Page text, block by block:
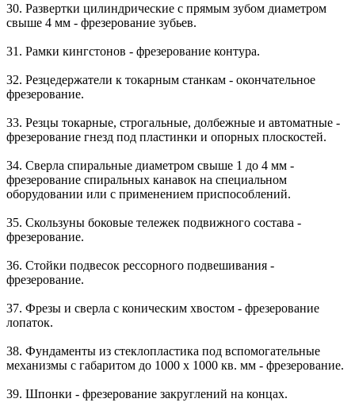
30. Развертки цилиндрические с прямым зубом диаметром
свыше 4 мм - фрезерование зубьев.
31. Рамки кингстонов - фрезерование контура.
32. Резцедержатели к токарным станкам - окончательное
фрезерование.
33. Резцы токарные, строгальные, долбежные и автоматные -
фрезерование гнезд под пластинки и опорных плоскостей.
34. Сверла спиральные диаметром свыше 1 до 4 мм -
фрезерование спиральных канавок на специальном
оборудовании или с применением приспособлений.
35. Скользуны боковые тележек подвижного состава -
фрезерование.
36. Стойки подвесок рессорного подвешивания -
фрезерование.
37. Фрезы и сверла с коническим хвостом - фрезерование
лопаток.
38. Фундаменты из стеклопластика под вспомогательные
механизмы с габаритом до 1000 x 1000 кв. мм - фрезерование.
39. Шпонки - фрезерование закруглений на концах.